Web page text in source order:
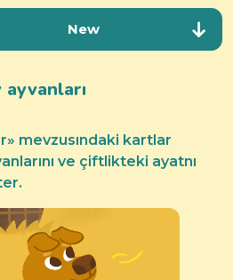
New
ayvanları
mevzusındaki kartlar
ve çiftlikteki ayatnı